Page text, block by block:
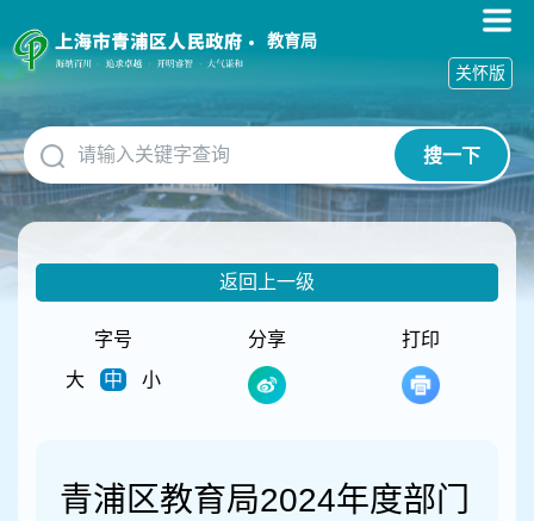
障
碍
作
说
明
跳
到
网
教育局
搜一下
关怀版
返回上一级
字号
大
中 小
分享 打印
青浦区教育局2024年度部门